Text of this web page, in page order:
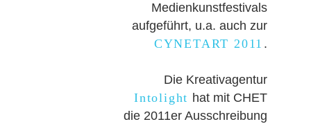
Medienkunstfestivals
aufgeführt, u.a. auch zur
CYNETART 2011 .
Die Kreativagentur
Intolight hat mit CHET
die 2011er Ausschreibung